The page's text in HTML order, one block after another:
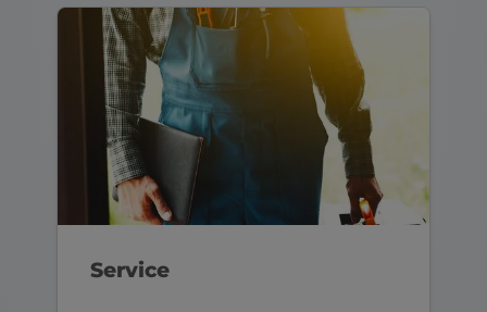
Service